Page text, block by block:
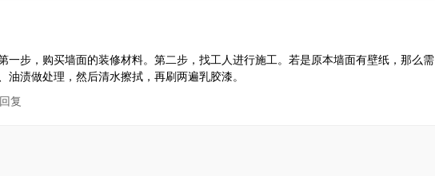
一步，购买墙面的装修材料。第二步，找工人进行施工。若是原本墙面有壁纸，那么需
渍做处理，然后清水擦拭，再刷两遍乳胶漆。
复